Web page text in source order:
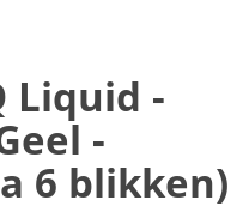
Liquid -
-
6 blikken)